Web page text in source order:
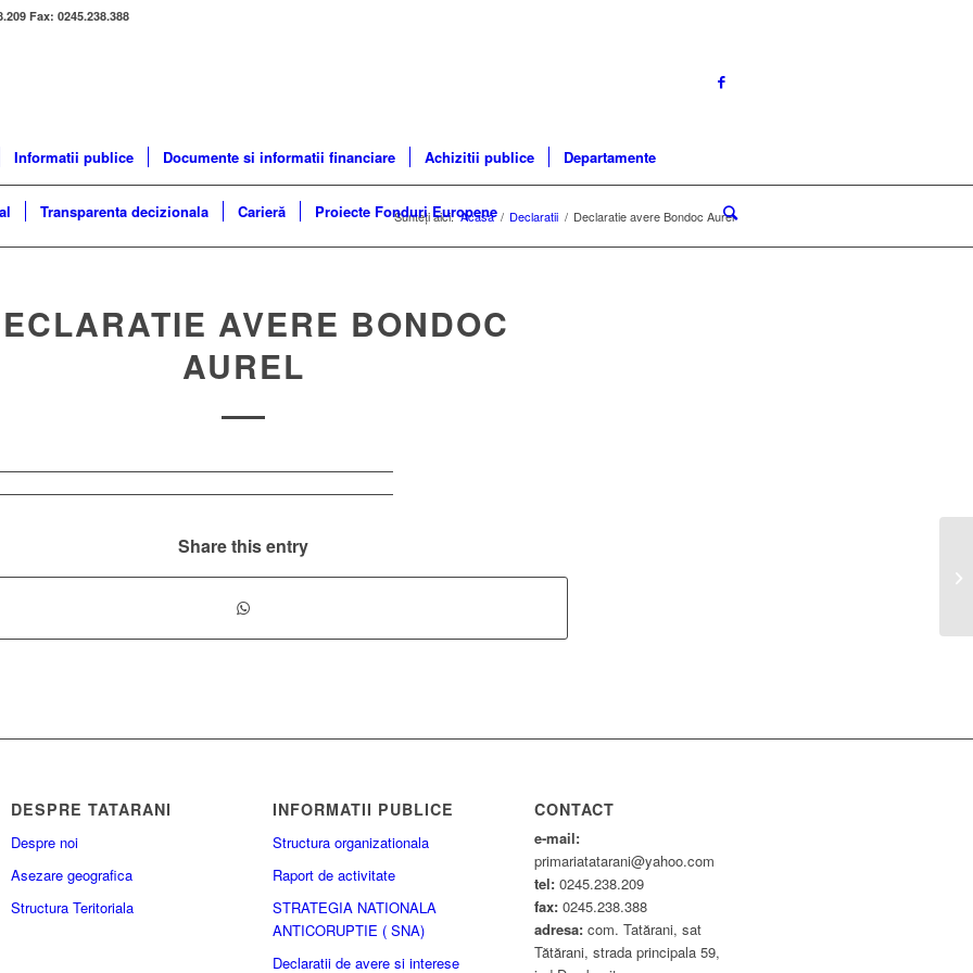
Fax: 0245.238.388
Informatii publice Documente si informatii financiare Achizitii publice Departamente
Transparenta decizionala Carieră Proiecte Fonduri Europene
Sunteți aici: Acasa / Declaratii / Declaratie avere Bondoc Aurel
AVERE BONDOC
AUREL
Share this entry
DESPRE TATARANI
Despre noi
Asezare geografica
Structura Teritoriala
INFORMATII PUBLICE
Structura organizationala
Raport de activitate
STRATEGIA NATIONALA
ANTICORUPTIE ( SNA)
Declaratii de avere si interese
CONTACT
e-mail:
primariatatarani@yahoo.com
tel:0245.238.209
fax:0245.238.388
adresa:com. Tatărani, sat
Tătărani, strada principala 59,